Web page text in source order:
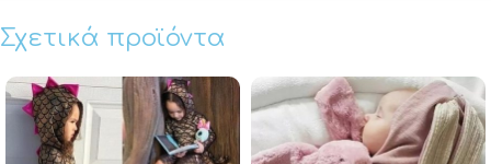
Σχετικά προϊόντα